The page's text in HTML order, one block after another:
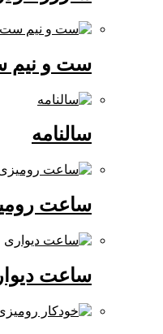
ست و نیم ست هدیه
ساعت رومیزی
ساعت دیواری